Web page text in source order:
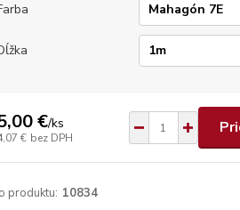
€/ks
€ bez DPH
produktu: 10834